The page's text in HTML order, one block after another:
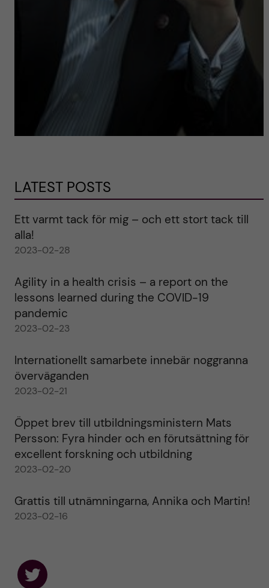
LATEST POSTS
Ett varmt tack för mig – och ett stort tack till
alla!
2023-02-28
Agility in a health crisis – a report on the
lessons learned during the COVID-19
pandemic
2023-02-23
Internationellt samarbete innebär noggranna
överväganden
2023-02-21
Öppet brev till utbildningsministern Mats
Persson: Fyra hinder och en förutsättning för
excellent forskning och utbildning
2023-02-20
Grattis till utnämningarna, Annika och Martin!
2023-02-16